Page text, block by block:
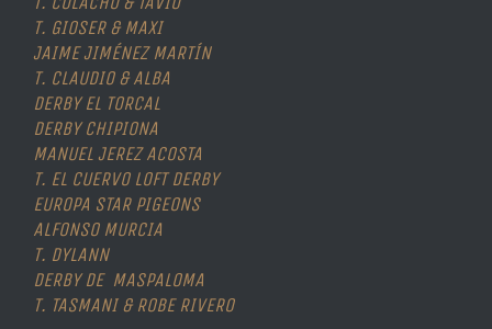
T. GIOSER & MAXI
JAIME JIMÉNEZ MARTÍN
T. CLAUDIO & ALBA
DERBY EL TORCAL
DERBY CHIPIONA
MANUEL JEREZ ACOSTA
T. EL CUERVO LOFT DERBY
EUROPA STAR PIGEONS
ALFONSO MURCIA
T. DYLANN
DERBY DE MASPALOMA
T. TASMANI & ROBE RIVERO